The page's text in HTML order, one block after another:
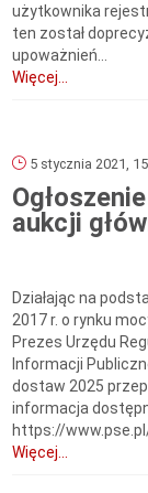
użytkownika
ten został
upoważnień...
Więcej...
5 stycznia 2021,
aukcji
Działając na
2017 r. o rynku
Prezes Urzędu
Informacji
dostaw 2025
informacja
https://
Więcej...